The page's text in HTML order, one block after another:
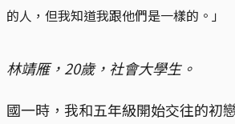
的人，但我知道我跟他們是一樣的。」
林靖雁，20歲，社會大學生。
國一時，我和五年級開始交往的初